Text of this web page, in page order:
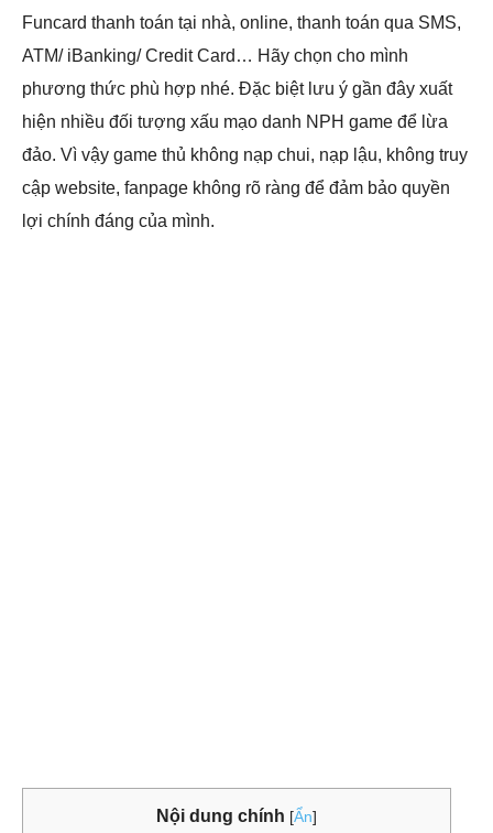
Funcard thanh toán tại nhà, online, thanh toán qua SMS,
ATM/ iBanking/ Credit Card… Hãy chọn cho mình
phương thức phù hợp nhé. Đặc biệt lưu ý gần đây xuất
hiện nhiều đối tượng xấu mạo danh NPH game để lừa
đảo. Vì vậy game thủ không nạp chui, nạp lậu, không truy
cập website, fanpage không rõ ràng để đảm bảo quyền
lợi chính đáng của mình.
Nội dung chính [Ẩn]